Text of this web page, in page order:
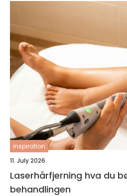
inspiration
11. July 2026
Laserhårfjerning hva du bør vite før du velger
behandlingen